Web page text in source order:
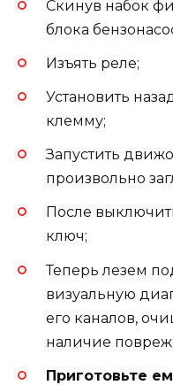
Скинув набок
блока
Изъять реле;
Установить
клемму;
Запустить
произвольно
После
ключ;
Теперь лезем
визуальную
его каналов,
наличие
Приготовьте